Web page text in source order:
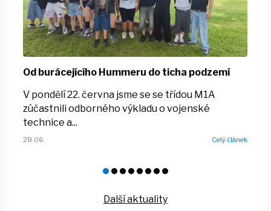
Od burácejícího Hummeru do ticha podzemí
V pondělí 22. června jsme se se třídou M1A
zúčastnili odborného výkladu o vojenské
technice a...
28.06. Celý článek
Další aktuality